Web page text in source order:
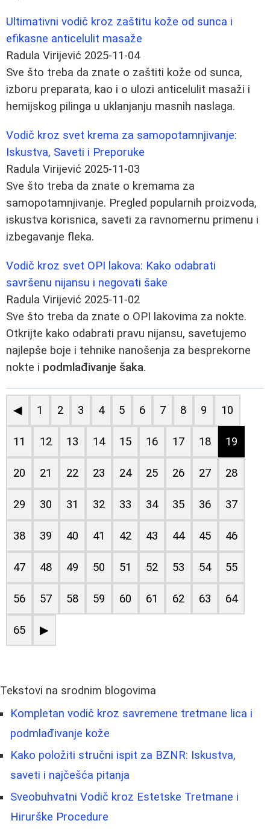
Ultimativni vodič kroz zaštitu kože od sunca i
efikasne anticelulit masaže
Radula Virijević 2025-11-04
Sve što treba da znate o zaštiti kože od sunca,
izboru preparata, kao i o ulozi anticelulit masaži i
hemijskog pilinga u uklanjanju masnih naslaga.
Vodič kroz svet krema za samopotamnjivanje:
Iskustva, Saveti i Preporuke
Radula Virijević 2025-11-03
Sve što treba da znate o kremama za
samopotamnjivanje. Pregled popularnih proizvoda,
iskustva korisnica, saveti za ravnomernu primenu i
izbegavanje fleka.
Vodič kroz svet OPI lakova: Kako odabrati
savršenu nijansu i negovati šake
Radula Virijević 2025-11-02
Sve što treba da znate o OPI lakovima za nokte.
Otkrijte kako odabrati pravu nijansu, savetujemo
najlepše boje i tehnike nanošenja za besprekorne
nokte i podmlađivanje šaka.
◀ 1 2 3 4 5 6 7 8 9 10
11 12 13 14 15 16 17 18 19
20 21 22 23 24 25 26 27 28
29 30 31 32 33 34 35 36 37
38 39 40 41 42 43 44 45 46
47 48 49 50 51 52 53 54 55
56 57 58 59 60 61 62 63 64
65 ▶
Tekstovi na srodnim blogovima
Kompletan vodič kroz savremene tretmane lica i
podmlađivanje kože
Kako položiti stručni ispit za BZNR: Iskustva,
saveti i najčešća pitanja
Sveobuhvatni Vodič kroz Estetske Tretmane i
Hirurške Procedure